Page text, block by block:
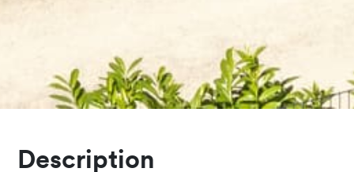
Description